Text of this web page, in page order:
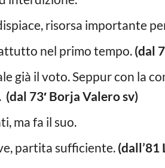
risorsa importante
nel primo tempo. (dal
già il voto. Seppur con la
(dal 73′ Borja Valero sv)
ma fa il suo.
partita sufficiente.